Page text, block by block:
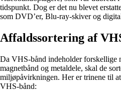
tidspunkt. Dog er det nu blevet
som DVD’er, Blu-ray-skiver og
Affaldssortering af
Da VHS-bånd indeholder forskellige
magnetbånd og metaldele, skal de
miljøpåvirkningen. Her er trinene til
VHS-bånd: